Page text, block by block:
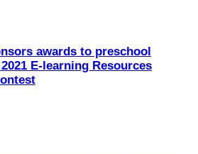
awards to preschool
E-learning Resources